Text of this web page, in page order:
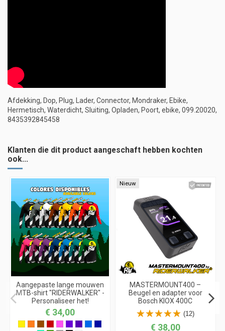
Afdekking, Dop, Plug, Lader, Connector, Mondraker, Ebike,
Hermetisch, Waterdicht, Sluiting, Opladen, Poort, ebike, 099.20020,
8435392845458
Klanten die dit product aangeschaft hebben kochten
ook...
Aangepaste lange mouwen
MTB-shirt "RIDERWALKER" -
Personaliseer het!
€ 34,00
Nieuw
MASTERMOUNT400 –
Beugel en adapter voor
Bosch KIOX 400C
(12)
€ 38,00